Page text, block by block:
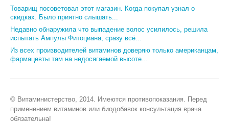
Товарищ посоветовал этот магазин. Когда покупал узнал о
скидках. Было приятно слышать...
Недавно обнаружила что выпадение волос усилилось, решила
испытать Ампулы Фитоциана, сразу всё...
Из всех производителей витаминов доверяю только американцам,
фармацевты там на недосягаемой высоте...
© Витаминистерство, 2014. Имеются противопоказания. Перед
применением витаминов или биодобавок консультация врача
обязательна!